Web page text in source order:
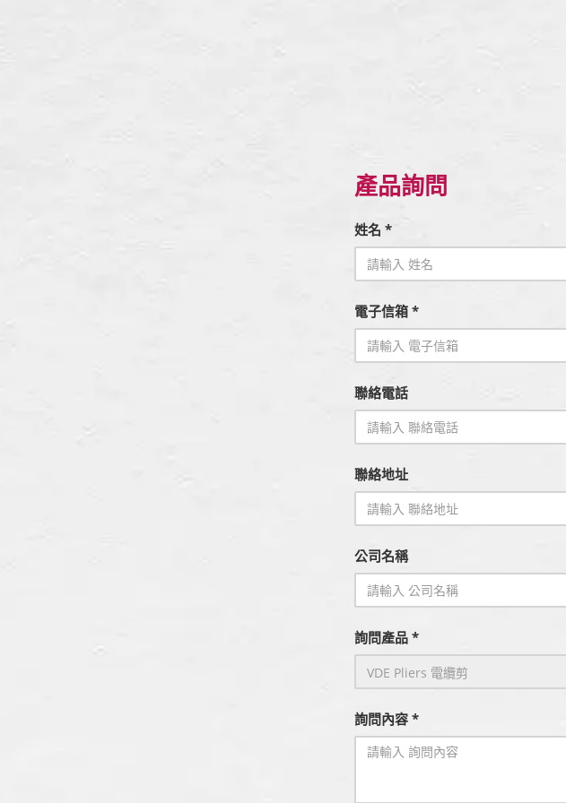
產品詢問
姓名 *
電子信箱 *
聯絡電話
聯絡地址
公司名稱
詢問產品 *
詢問內容 *